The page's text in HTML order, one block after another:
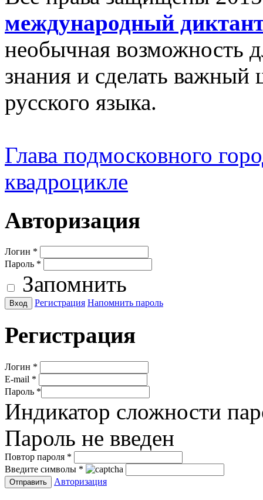
международный
необычная возможность
знания и сделать важный
русского языка.
Глава подмосковного
квадроцикле
Авторизация
Логин *
Пароль *
Запомнить
Регистрация Напомнить пароль
Регистрация
Логин *
E-mail *
Пароль *
Индикатор сложности
Пароль не введен
Повтор пароля *
Введите символы *
Авторизация